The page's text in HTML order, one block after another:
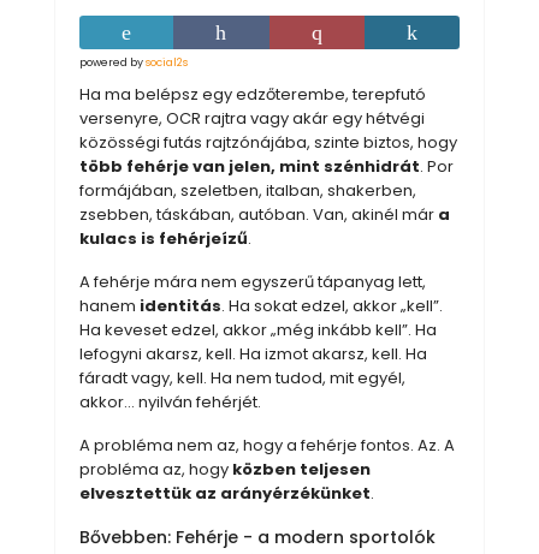
powered bysocial2s
Ha ma belépsz egy edzőterembe, terepfutó
versenyre, OCR rajtra vagy akár egy hétvégi
közösségi futás rajtzónájába, szinte biztos, hogy
több fehérje van jelen, mint szénhidrát. Por
formájában, szeletben, italban, shakerben,
zsebben, táskában, autóban. Van, akinél már a
kulacs is fehérjeízű.
A fehérje mára nem egyszerű tápanyag lett,
hanem identitás. Ha sokat edzel, akkor „kell”.
Ha keveset edzel, akkor „még inkább kell”. Ha
lefogyni akarsz, kell. Ha izmot akarsz, kell. Ha
fáradt vagy, kell. Ha nem tudod, mit egyél,
akkor… nyilván fehérjét.
A probléma nem az, hogy a fehérje fontos. Az. A
probléma az, hogy közben teljesen
elvesztettük az arányérzékünket.
Bővebben: Fehérje - a modern sportolók